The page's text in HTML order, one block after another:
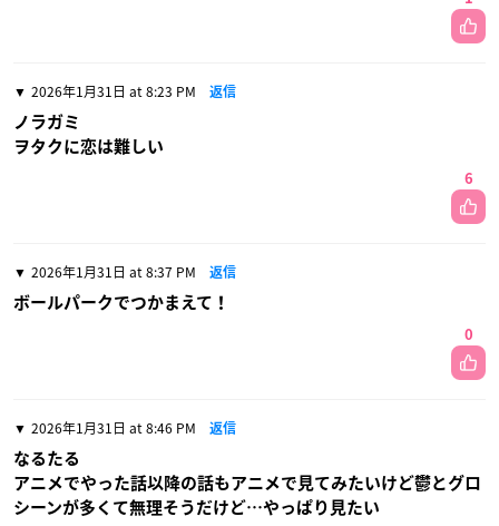
2026年1月31日 at 8:23 PM 返信
ノラガミ
ヲタクに恋は難しい
6
2026年1月31日 at 8:37 PM 返信
ボールパークでつかまえて！
0
2026年1月31日 at 8:46 PM 返信
なるたる
アニメでやった話以降の話もアニメで見てみたいけど鬱とグロ
シーンが多くて無理そうだけど…やっぱり見たい